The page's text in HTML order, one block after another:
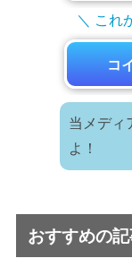
＼ これ
コ
当メディ
よ！
おすすめの